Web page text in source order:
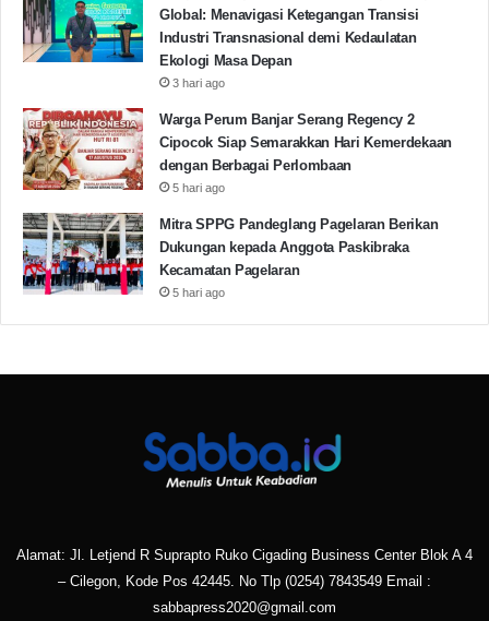
Global: Menavigasi Ketegangan Transisi
Industri Transnasional demi Kedaulatan
Ekologi Masa Depan
3 hari ago
Warga Perum Banjar Serang Regency 2
Cipocok Siap Semarakkan Hari Kemerdekaan
dengan Berbagai Perlombaan
5 hari ago
Mitra SPPG Pandeglang Pagelaran Berikan
Dukungan kepada Anggota Paskibraka
Kecamatan Pagelaran
5 hari ago
Alamat: Jl. Letjend R Suprapto Ruko Cigading Business Center Blok A 4
– Cilegon, Kode Pos 42445. No Tlp (0254) 7843549 Email :
sabbapress2020@gmail.com